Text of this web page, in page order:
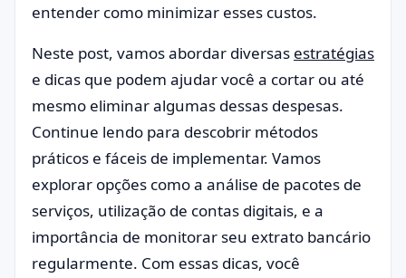
entender como minimizar esses custos.
Neste post, vamos abordar diversas estratégias
e dicas que podem ajudar você a cortar ou até
mesmo eliminar algumas dessas despesas.
Continue lendo para descobrir métodos
práticos e fáceis de implementar. Vamos
explorar opções como a análise de pacotes de
serviços, utilização de contas digitais, e a
importância de monitorar seu extrato bancário
regularmente. Com essas dicas, você